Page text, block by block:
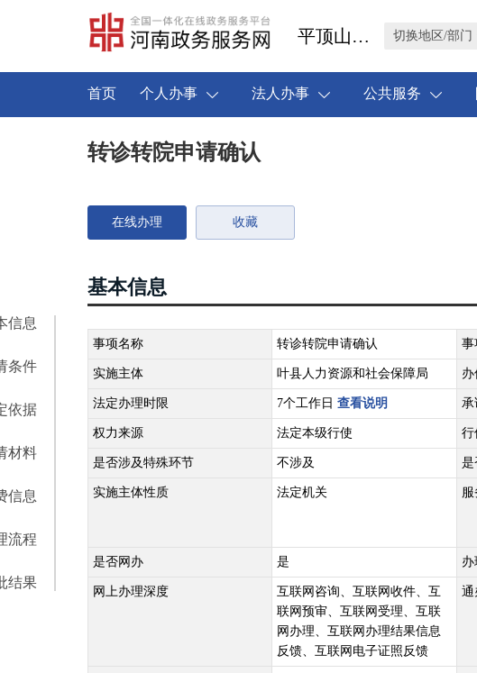
平顶山市叶县 切换地区/部门
首页 个人办事 法人办事 公共服务
信息
条件
依据
材料
信息
流程
结果
转诊转院申请确认
在线办理 收藏
基本信息
事项名称 转诊转院申请确认 事
实施主体 叶县人力资源和社会保障局 办
法定办理时限 7个工作日 查看说明 承
权力来源 法定本级行使 行
是否涉及特殊环节 不涉及 是
实施主体性质 法定机关 服
是否网办 是
网上办理深度
互联网咨询、互联网收件、互
联网预审、互联网受理、互联
网办理、互联网办理结果信息
反馈、互联网电子证照反馈
通